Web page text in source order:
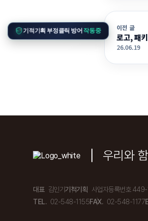
이전 글
로고, 패
26.06.19
우리와
대표 김인기기적기획 사업자등록번호
TEL. 02-548-1155FAX. 02-548-1177
기적기획 부정클릭 방어 작동중